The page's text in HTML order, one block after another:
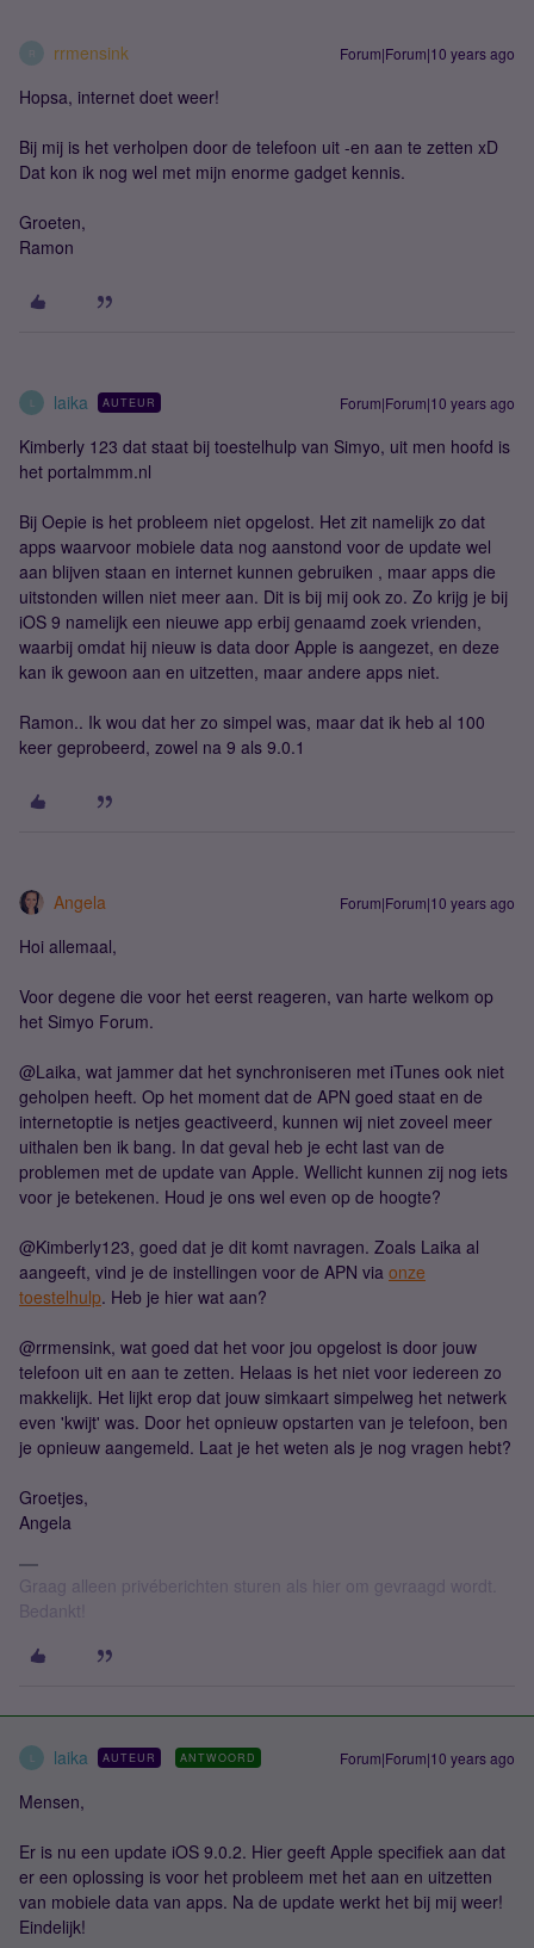
rrmensink Forum|Forum|10 years ago
Hopsa, internet doet weer!
Bij mij is het verholpen door de telefoon uit -en aan te zetten xD
Dat kon ik nog wel met mijn enorme gadget kennis.
Groeten,
Ramon
laika AUTEUR Forum|Forum|10 years ago
Kimberly 123 dat staat bij toestelhulp van Simyo, uit men hoofd is
het portalmmm.nl
Bij Oepie is het probleem niet opgelost. Het zit namelijk zo dat
apps waarvoor mobiele data nog aanstond voor de update wel
aan blijven staan en internet kunnen gebruiken , maar apps die
uitstonden willen niet meer aan. Dit is bij mij ook zo. Zo krijg je bij
iOS 9 namelijk een nieuwe app erbij genaamd zoek vrienden,
waarbij omdat hij nieuw is data door Apple is aangezet, en deze
kan ik gewoon aan en uitzetten, maar andere apps niet.
Ramon.. Ik wou dat her zo simpel was, maar dat ik heb al 100
keer geprobeerd, zowel na 9 als 9.0.1
Angela Forum|Forum|10 years ago
Hoi allemaal,
Voor degene die voor het eerst reageren, van harte welkom op
het Simyo Forum.
@Laika, wat jammer dat het synchroniseren met iTunes ook niet
geholpen heeft. Op het moment dat de APN goed staat en de
internetoptie is netjes geactiveerd, kunnen wij niet zoveel meer
uithalen ben ik bang. In dat geval heb je echt last van de
problemen met de update van Apple. Wellicht kunnen zij nog iets
voor je betekenen. Houd je ons wel even op de hoogte?
@Kimberly123, goed dat je dit komt navragen. Zoals Laika al
aangeeft, vind je de instellingen voor de APN via onze
toestelhulp. Heb je hier wat aan?
@rrmensink, wat goed dat het voor jou opgelost is door jouw
telefoon uit en aan te zetten. Helaas is het niet voor iedereen zo
makkelijk. Het lijkt erop dat jouw simkaart simpelweg het netwerk
even 'kwijt' was. Door het opnieuw opstarten van je telefoon, ben
je opnieuw aangemeld. Laat je het weten als je nog vragen hebt?
Groetjes,
Angela
Graag alleen privéberichten sturen als hier om gevraagd wordt.
Bedankt!
laika AUTEUR ANTWOORD Forum|Forum|10 years ago
Mensen,
Er is nu een update iOS 9.0.2. Hier geeft Apple specifiek aan dat
er een oplossing is voor het probleem met het aan en uitzetten
van mobiele data van apps. Na de update werkt het bij mij weer!
Eindelijk!